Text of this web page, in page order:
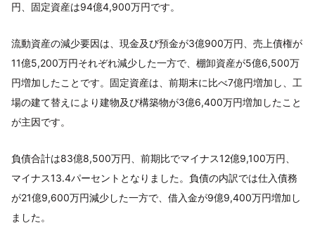
円、固定資産は94億4,900万円です。
流動資産の減少要因は、現金及び預金が3億900万円、売上債権が
11億5,200万円それぞれ減少した一方で、棚卸資産が5億6,500万
円増加したことです。固定資産は、前期末に比べ7億円増加し、工
場の建て替えにより建物及び構築物が3億6,400万円増加したこと
が主因です。
負債合計は83億8,500万円、前期比でマイナス12億9,100万円、
マイナス13.4パーセントとなりました。負債の内訳では仕入債務
が21億9,600万円減少した一方で、借入金が9億9,400万円増加し
ました。